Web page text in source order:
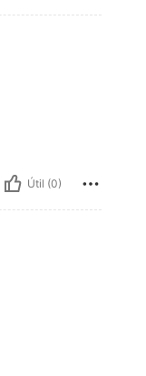
Útil (0)